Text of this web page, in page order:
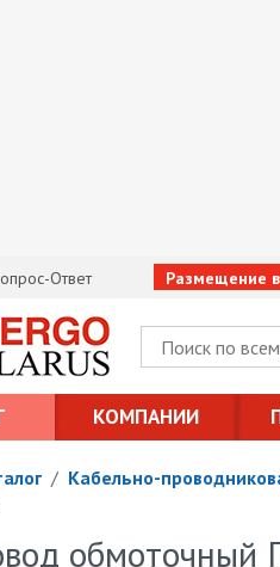
Ответ Размещение
КОМПАНИИ
/ Кабельно-